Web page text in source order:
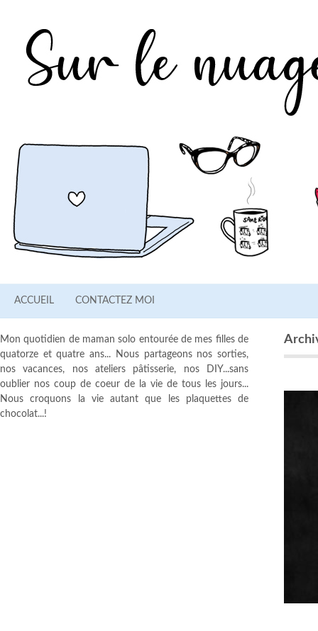
ACCUEIL CONTACTEZ MOI
Mon quotidien de maman solo entourée de mes filles de
quatorze et quatre ans... Nous partageons nos sorties,
nos vacances, nos ateliers pâtisserie, nos DIY...sans
oublier nos coup de coeur de la vie de tous les jours...
Nous croquons la vie autant que les plaquettes de
chocolat...!